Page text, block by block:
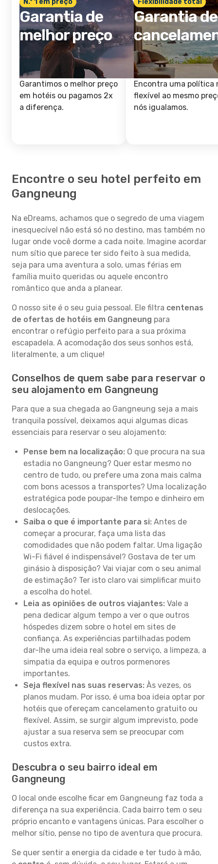
N.º 1 em preço
Garantia de
melhor preço
Garantimos o melhor preço
em hotéis ou pagamos 2x
a diferença.
Flexibilidade total
Garantia de
Encontra uma política
flexível ao mesmo
nós igualamos.
Encontre o seu hotel perfeito em
Gangneung
Na eDreams, achamos que o segredo de uma viagem
inesquecível não está só no destino, mas também no
lugar onde você dorme a cada noite. Imagine acordar
num sítio que parece ter sido feito à sua medida,
seja para uma aventura a solo, umas férias em
família muito queridas ou aquele encontro
romântico que anda a planear.
O nosso site é o seu guia pessoal. Ele filtra centenas
de ofertas de hotéis em Gangneung para
encontrar o refúgio perfeito para a sua próxima
escapadela. A acomodação dos seus sonhos está,
literalmente, a um clique!
Conselhos de quem sabe para reservar o
seu alojamento em Gangneung
Para que a sua chegada ao Gangneung seja a mais
tranquila possível, deixamos aqui algumas dicas
essenciais para reservar o seu alojamento:
Pense bem na localização: O que procura na sua
estadia no Gangneung? Quer estar mesmo no
centro de tudo, ou prefere uma zona mais calma
com bons acessos a transportes? Uma localização
estratégica pode poupar-lhe tempo e dinheiro em
deslocações.
Saiba o que é importante para si: Antes de
começar a procurar, faça uma lista das
comodidades que não podem faltar. Uma ligação
Wi-Fi fiável é indispensável? Gostava de ter um
ginásio à disposição? Vai viajar com o seu animal
de estimação? Ter isto claro vai simplificar muito
a escolha do hotel.
Leia as opiniões de outros viajantes: Vale a
pena dedicar algum tempo a ver o que outros
hóspedes dizem sobre o hotel em sites de
confiança. As experiências partilhadas podem
dar-lhe uma ideia real sobre o serviço, a limpeza, a
simpatia da equipa e outros pormenores
importantes.
Seja flexível nas suas reservas: Às vezes, os
planos mudam. Por isso, é uma boa ideia optar por
hotéis que ofereçam cancelamento gratuito ou
flexível. Assim, se surgir algum imprevisto, pode
ajustar a sua reserva sem se preocupar com
custos extra.
Descubra o seu bairro ideal em
Gangneung
O local onde escolhe ficar em Gangneung faz toda a
diferença na sua experiência. Cada bairro tem o seu
próprio encanto e vantagens únicas. Para escolher o
melhor sítio, pense no tipo de aventura que procura.
Se quer sentir a energia da cidade e ter tudo à mão,